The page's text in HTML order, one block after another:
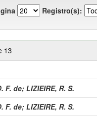
Registro(s):
13
F. de; LIZIEIRE, R. S.
F. de; LIZIEIRE, R. S.